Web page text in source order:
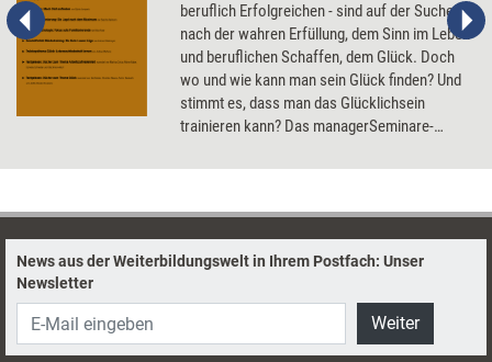
beruflich Erfolgreichen - sind auf der Suche
nach der wahren Erfüllung, dem Sinn im Leben
und beruflichen Schaffen, dem Glück. Doch
wo und wie kann man sein Glück finden? Und
stimmt es, dass man das Glücklichsein
trainieren kann? Das managerSeminare-
sich auf die Suche nach Antworten.
News aus der Weiterbildungswelt in Ihrem Postfach: Unser
Newsletter
Weiter